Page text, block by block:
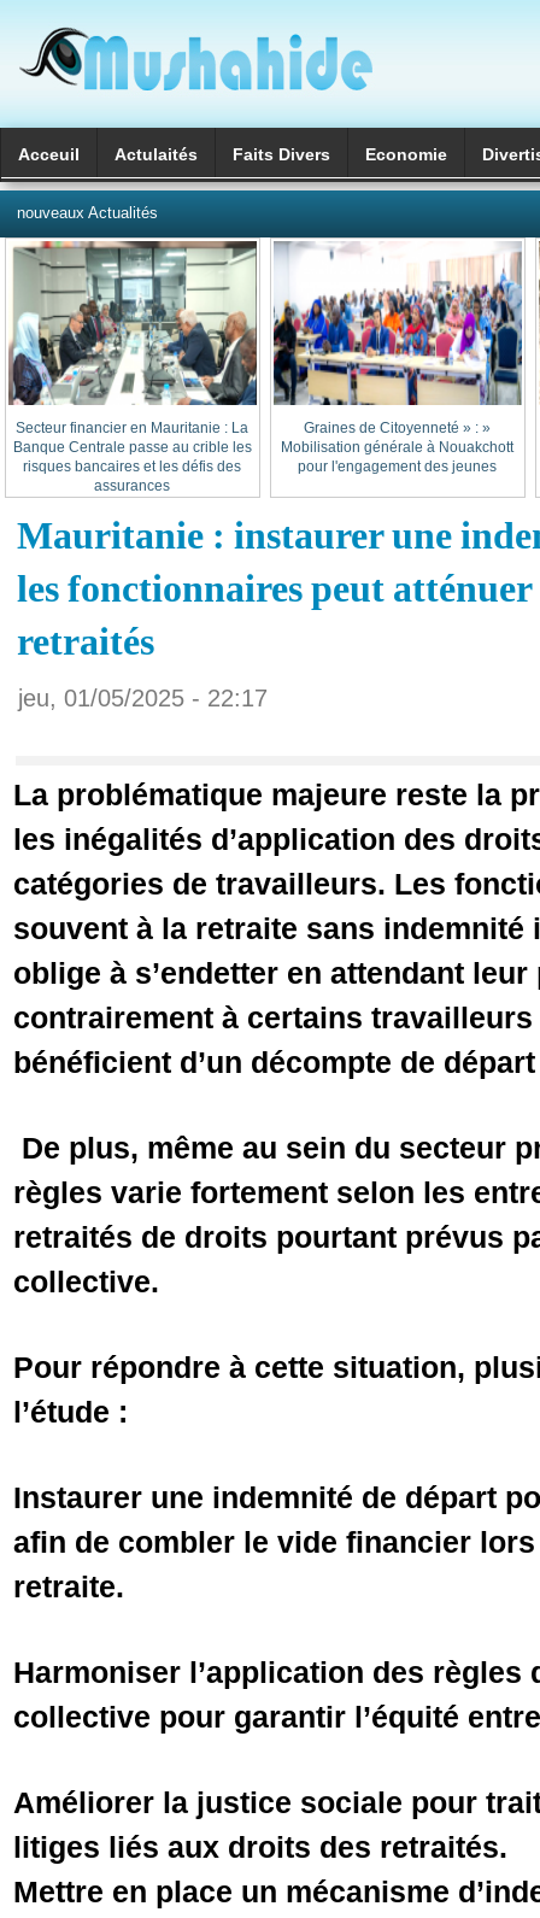
Acceuil Actulaités Faits Divers Economie
nouveaux Actualités
« Graines de Citoyenneté » :
Mobilisation générale à Nouakchott
pour l'engagement des jeunes
Secteur financier en Mauritanie : La
Banque Centrale passe au crible les
risques bancaires et les défis des
assurances
Mauritanie : instaurer une
les fonctionnaires peut atténuer
retraités
jeu, 01/05/2025 - 22:17
La problématique majeure reste la
les inégalités d’application des
catégories de travailleurs. Les
souvent à la retraite sans indemnité
oblige à s’endetter en attendant
contrairement à certains
bénéficient d’un décompte de
De plus, même au sein du secteur
règles varie fortement selon les
retraités de droits pourtant prévus
collective.
Pour répondre à cette situation,
l’étude :
Instaurer une indemnité de départ
afin de combler le vide financier
retraite.
Harmoniser l’application des règles
collective pour garantir l’équité
Améliorer la justice sociale pour
litiges liés aux droits des retraités.
Mettre en place un mécanisme